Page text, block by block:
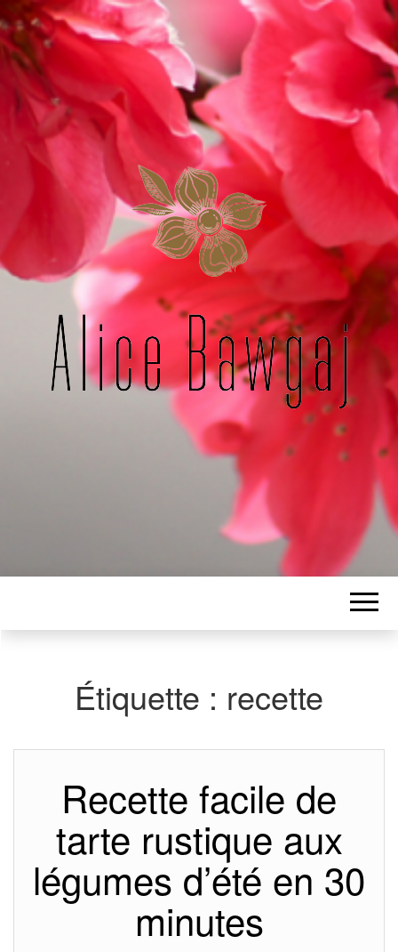
ALICE
BAWGAJ
Les petits mots d'Alice
Étiquette : recette
Recette facile de
tarte rustique aux
légumes d’été en 30
minutes